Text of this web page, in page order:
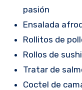
pasión
Ensalada
Rollitos de
Rollos de
Tratar de
Coctel de